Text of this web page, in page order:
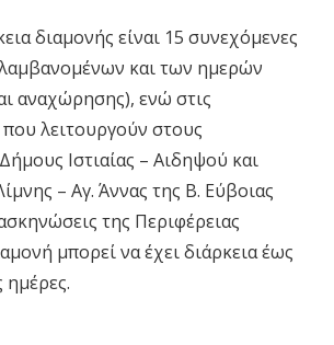
διαμονής είναι 15 συνεχόμενες
και των ημερών
αναχώρησης), ενώ στις
λειτουργούν στους
Ιστιαίας – Αιδηψού και
– Αγ. Άννας της Β. Εύβοιας
της Περιφέρειας
μπορεί να έχει διάρκεια έως
ημέρες.